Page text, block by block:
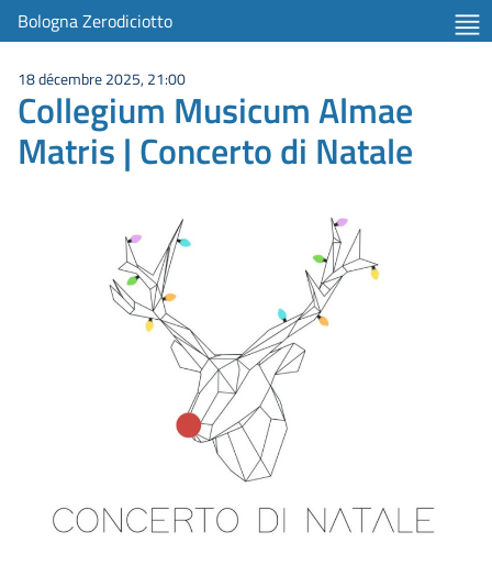
Bologna Zerodiciotto
18 décembre 2025, 21:00
Collegium Musicum Almae
Matris | Concerto di Natale